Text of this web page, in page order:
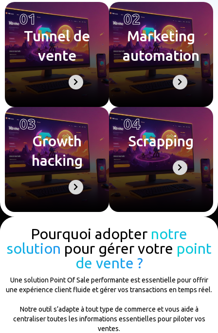
01
Tunnel de
vente
02
Marketing
automation
03
Growth
hacking
04
Scrapping
Pourquoi adopter notre
solution pour gérer votre point
de vente ?
Une solution Point Of Sale performante est essentielle pour offrir
une expérience client fluide et gérer vos transactions en temps réel.
Notre outil s’adapte à tout type de commerce et vous aide à
centraliser toutes les informations essentielles pour piloter vos
ventes.